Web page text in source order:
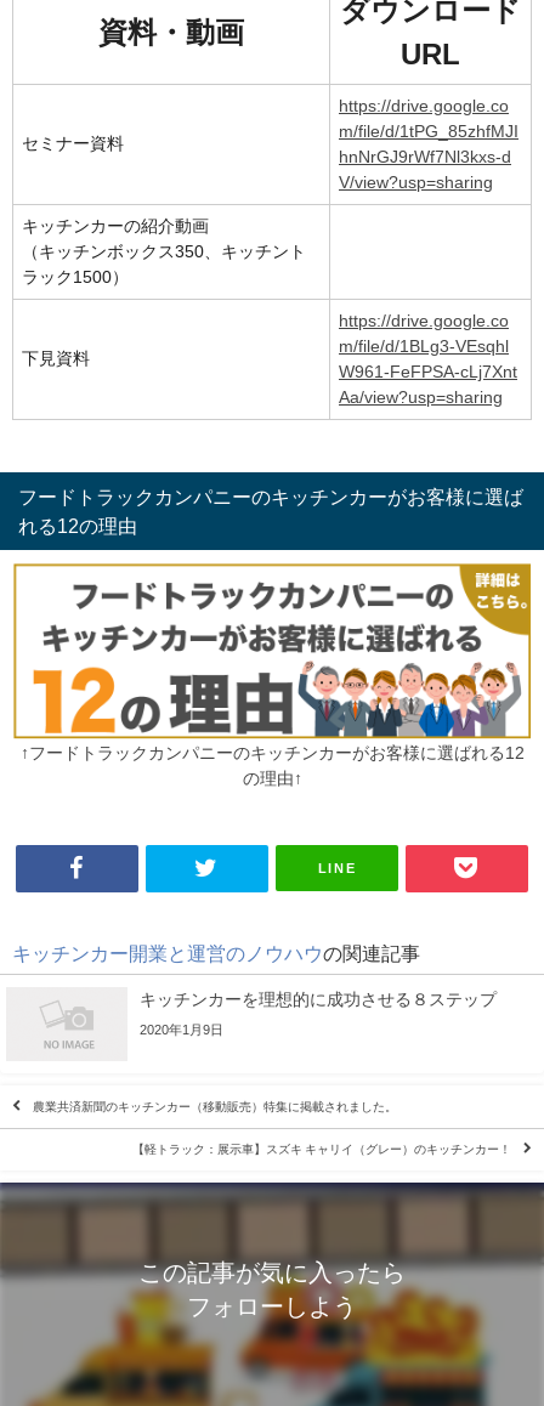
資料・動画
ダウンロード
URL
セミナー資料
https://drive.google.co
m/file/d/1tPG_85zhfMJI
hnNrGJ9rWf7Nl3kxs-d
V/view?usp=sharing
キッチンカーの紹介動画
（キッチンボックス350、キッチント
ラック1500）
下見資料
https://drive.google.co
m/file/d/1BLg3-VEsqhl
W961-FeFPSA-cLj7Xnt
Aa/view?usp=sharing
フードトラックカンパニーのキッチンカーがお客様に選ば
れる12の理由
↑フードトラックカンパニーのキッチンカーがお客様に選ばれる12
の理由↑
LINE
キッチンカー開業と運営のノウハウの関連記事
キッチンカーを理想的に成功させる８ステップ
2020年1月9日
農業共済新聞のキッチンカー（移動販売）特集に掲載されました。
【軽トラック：展示車】スズキ キャリイ（グレー）のキッチンカー！
この記事が気に入ったら
フォローしよう